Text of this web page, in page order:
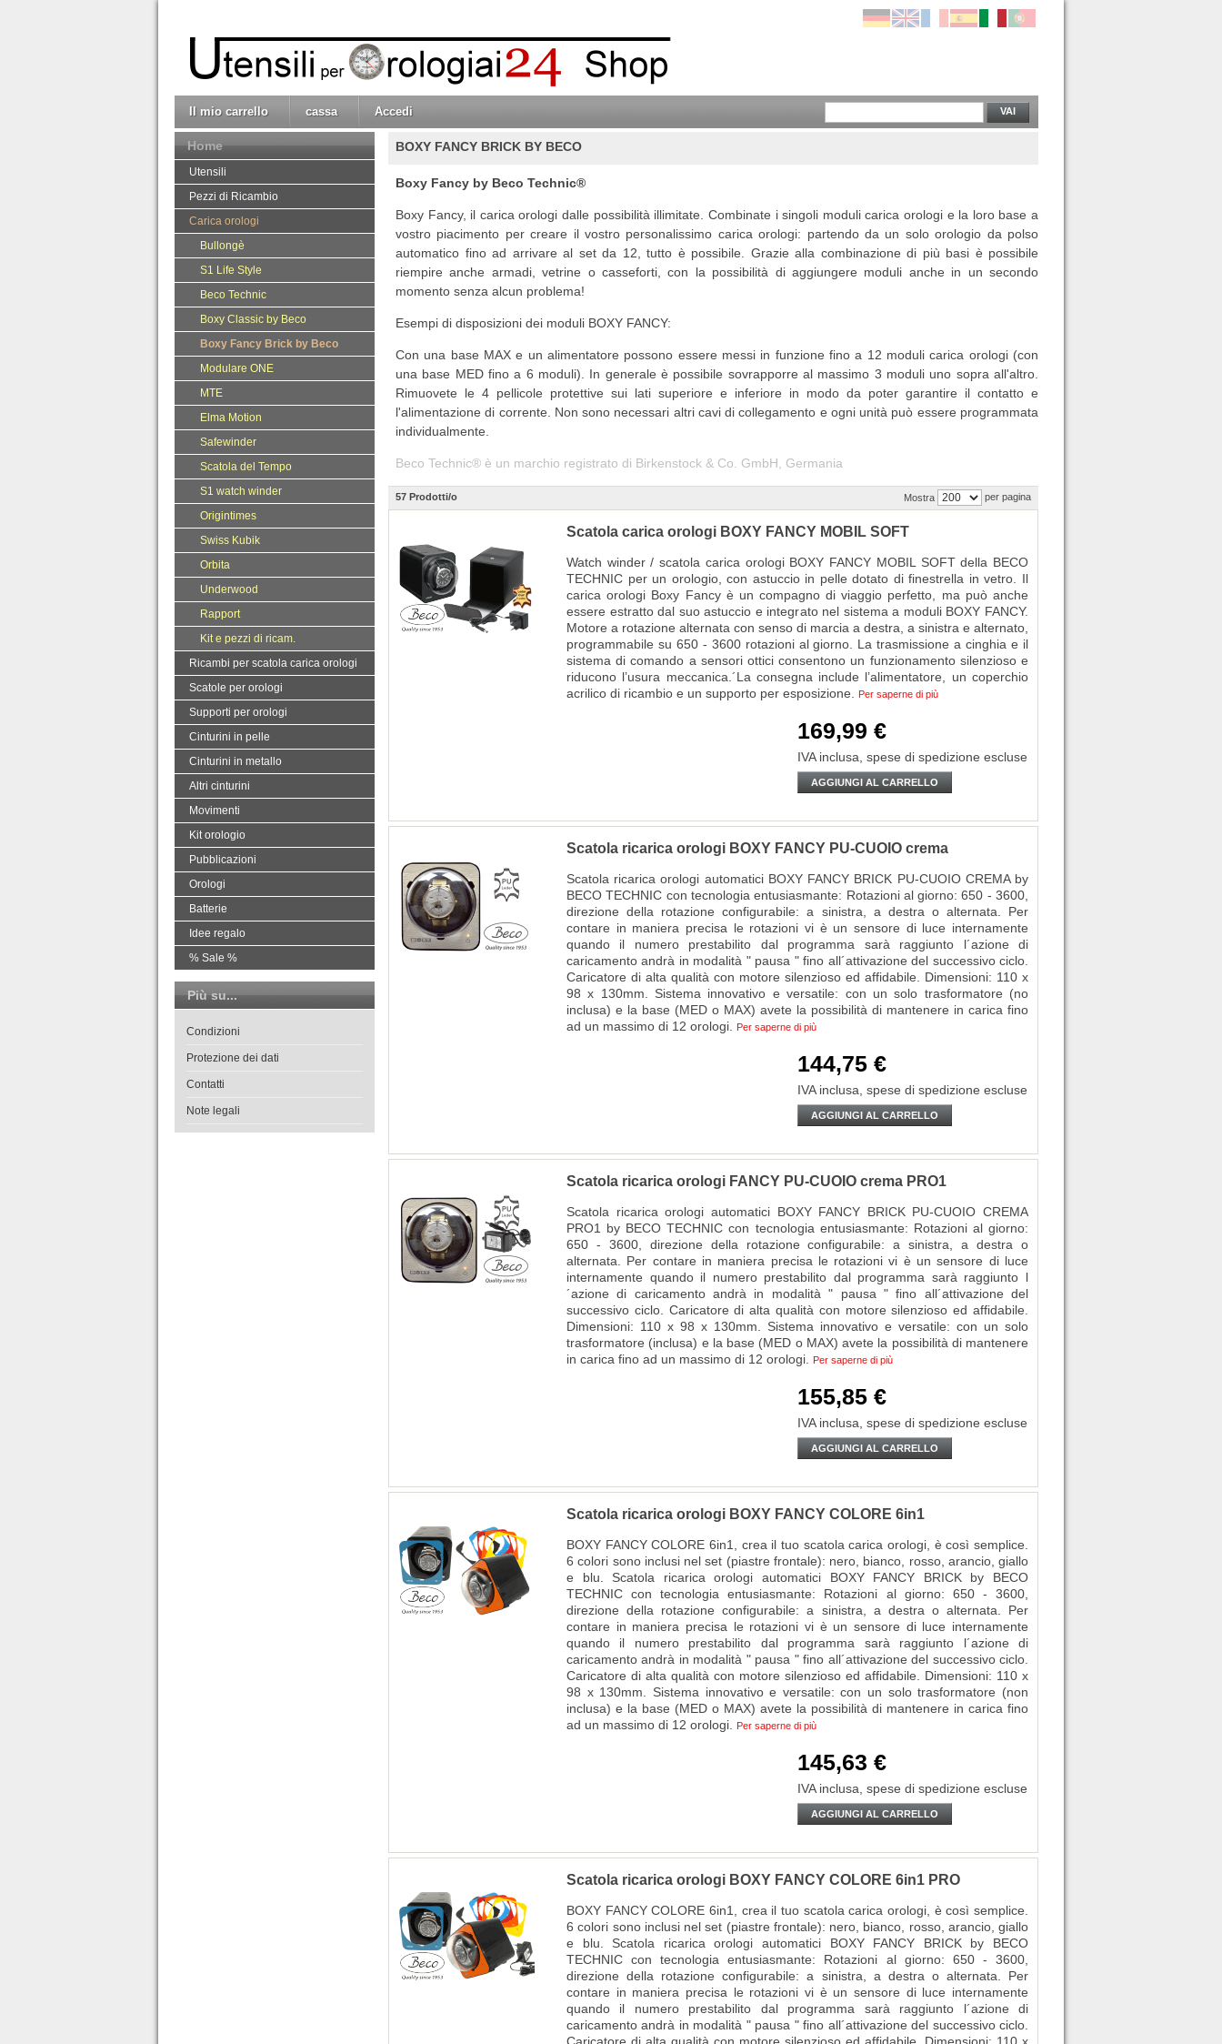
Il mio carrello cassa Accedi VAI
BOXY FANCY BRICK BY BECO
Boxy Fancy by Beco Technic®
Boxy Fancy, il carica orologi dalle possibilità illimitate. Combinate i singoli moduli carica orologi e la loro base a
vostro piacimento per creare il vostro personalissimo carica orologi: partendo da un solo orologio da polso
automatico fino ad arrivare al set da 12, tutto è possibile. Grazie alla combinazione di più basi è possibile
riempire anche armadi, vetrine o casseforti, con la possibilità di aggiungere moduli anche in un secondo
momento senza alcun problema!
Esempi di disposizioni dei moduli BOXY FANCY:
Con una base MAX e un alimentatore possono essere messi in funzione fino a 12 moduli carica orologi (con
una base MED fino a 6 moduli). In generale è possibile sovrapporre al massimo 3 moduli uno sopra all'altro.
Rimuovete le 4 pellicole protettive sui lati superiore e inferiore in modo da poter garantire il contatto e
l'alimentazione di corrente. Non sono necessari altri cavi di collegamento e ogni unità può essere programmata
individualmente.
Beco Technic® è un marchio registrato di Birkenstock & Co. GmbH, Germania
57 Prodotti/o Mostra per pagina
Scatola carica orologi BOXY FANCY MOBIL SOFT
Watch winder / scatola carica orologi BOXY FANCY MOBIL SOFT della BECO
TECHNIC per un orologio, con astuccio in pelle dotato di finestrella in vetro. Il
carica orologi Boxy Fancy è un compagno di viaggio perfetto, ma può anche
essere estratto dal suo astuccio e integrato nel sistema a moduli BOXY FANCY.
Motore a rotazione alternata con senso di marcia a destra, a sinistra e alternato,
programmabile su 650 - 3600 rotazioni al giorno. La trasmissione a cinghia e il
sistema di comando a sensori ottici consentono un funzionamento silenzioso e
riducono l’usura meccanica.´La consegna include l’alimentatore, un coperchio
acrilico di ricambio e un supporto per esposizione.
Per saperne di più
169,99 €
IVA inclusa, spese di spedizione escluse
AGGIUNGI AL CARRELLO
Scatola ricarica orologi BOXY FANCY PU-CUOIO crema
Scatola ricarica orologi automatici BOXY FANCY BRICK PU-CUOIO CREMA by
BECO TECHNIC con tecnologia entusiasmante: Rotazioni al giorno: 650 - 3600,
direzione della rotazione configurabile: a sinistra, a destra o alternata. Per
contare in maniera precisa le rotazioni vi è un sensore di luce internamente
quando il numero prestabilito dal programma sarà raggiunto l´azione di
caricamento andrà in modalità " pausa " fino all´attivazione del successivo ciclo.
Caricatore di alta qualità con motore silenzioso ed affidabile. Dimensioni: 110 x
98 x 130mm. Sistema innovativo e versatile: con un solo trasformatore (no
inclusa) e la base (MED o MAX) avete la possibilità di mantenere in carica fino
ad un massimo di 12 orologi.
Per saperne di più
144,75 €
IVA inclusa, spese di spedizione escluse
AGGIUNGI AL CARRELLO
Scatola ricarica orologi FANCY PU-CUOIO crema PRO1
Scatola ricarica orologi automatici BOXY FANCY BRICK PU-CUOIO CREMA
PRO1 by BECO TECHNIC con tecnologia entusiasmante: Rotazioni al giorno:
650 - 3600, direzione della rotazione configurabile: a sinistra, a destra o
alternata. Per contare in maniera precisa le rotazioni vi è un sensore di luce
internamente quando il numero prestabilito dal programma sarà raggiunto l
´azione di caricamento andrà in modalità " pausa " fino all´attivazione del
successivo ciclo. Caricatore di alta qualità con motore silenzioso ed affidabile.
Dimensioni: 110 x 98 x 130mm. Sistema innovativo e versatile: con un solo
trasformatore (inclusa) e la base (MED o MAX) avete la possibilità di mantenere
in carica fino ad un massimo di 12 orologi.
Per saperne di più
155,85 €
IVA inclusa, spese di spedizione escluse
AGGIUNGI AL CARRELLO
Scatola ricarica orologi BOXY FANCY COLORE 6in1
BOXY FANCY COLORE 6in1, crea il tuo scatola carica orologi, è così semplice.
6 colori sono inclusi nel set (piastre frontale): nero, bianco, rosso, arancio, giallo
e blu. Scatola ricarica orologi automatici BOXY FANCY BRICK by BECO
TECHNIC con tecnologia entusiasmante: Rotazioni al giorno: 650 - 3600,
direzione della rotazione configurabile: a sinistra, a destra o alternata. Per
contare in maniera precisa le rotazioni vi è un sensore di luce internamente
quando il numero prestabilito dal programma sarà raggiunto l´azione di
caricamento andrà in modalità " pausa " fino all´attivazione del successivo ciclo.
Caricatore di alta qualità con motore silenzioso ed affidabile. Dimensioni: 110 x
98 x 130mm. Sistema innovativo e versatile: con un solo trasformatore (non
inclusa) e la base (MED o MAX) avete la possibilità di mantenere in carica fino
ad un massimo di 12 orologi.
Per saperne di più
145,63 €
IVA inclusa, spese di spedizione escluse
AGGIUNGI AL CARRELLO
Scatola ricarica orologi BOXY FANCY COLORE 6in1 PRO
BOXY FANCY COLORE 6in1, crea il tuo scatola carica orologi, è così semplice.
6 colori sono inclusi nel set (piastre frontale): nero, bianco, rosso, arancio, giallo
e blu. Scatola ricarica orologi automatici BOXY FANCY BRICK by BECO
TECHNIC con tecnologia entusiasmante: Rotazioni al giorno: 650 - 3600,
direzione della rotazione configurabile: a sinistra, a destra o alternata. Per
contare in maniera precisa le rotazioni vi è un sensore di luce internamente
quando il numero prestabilito dal programma sarà raggiunto l´azione di
caricamento andrà in modalità " pausa " fino all´attivazione del successivo ciclo.
Home
Utensili
Pezzi di Ricambio
Carica orologi
Bullongè
S1 Life Style
Beco Technic
Boxy Classic by Beco
Boxy Fancy Brick by Beco
Modulare ONE
MTE
Elma Motion
Safewinder
Scatola del Tempo
S1 watch winder
Origintimes
Swiss Kubik
Orbita
Underwood
Rapport
Kit e pezzi di ricam.
Ricambi per scatola carica orologi
Scatole per orologi
Supporti per orologi
Cinturini in pelle
Cinturini in metallo
Altri cinturini
Movimenti
Kit orologio
Pubblicazioni
Orologi
Batterie
Idee regalo
% Sale %
Più su...
Condizioni
Protezione dei dati
Contatti
Note legali